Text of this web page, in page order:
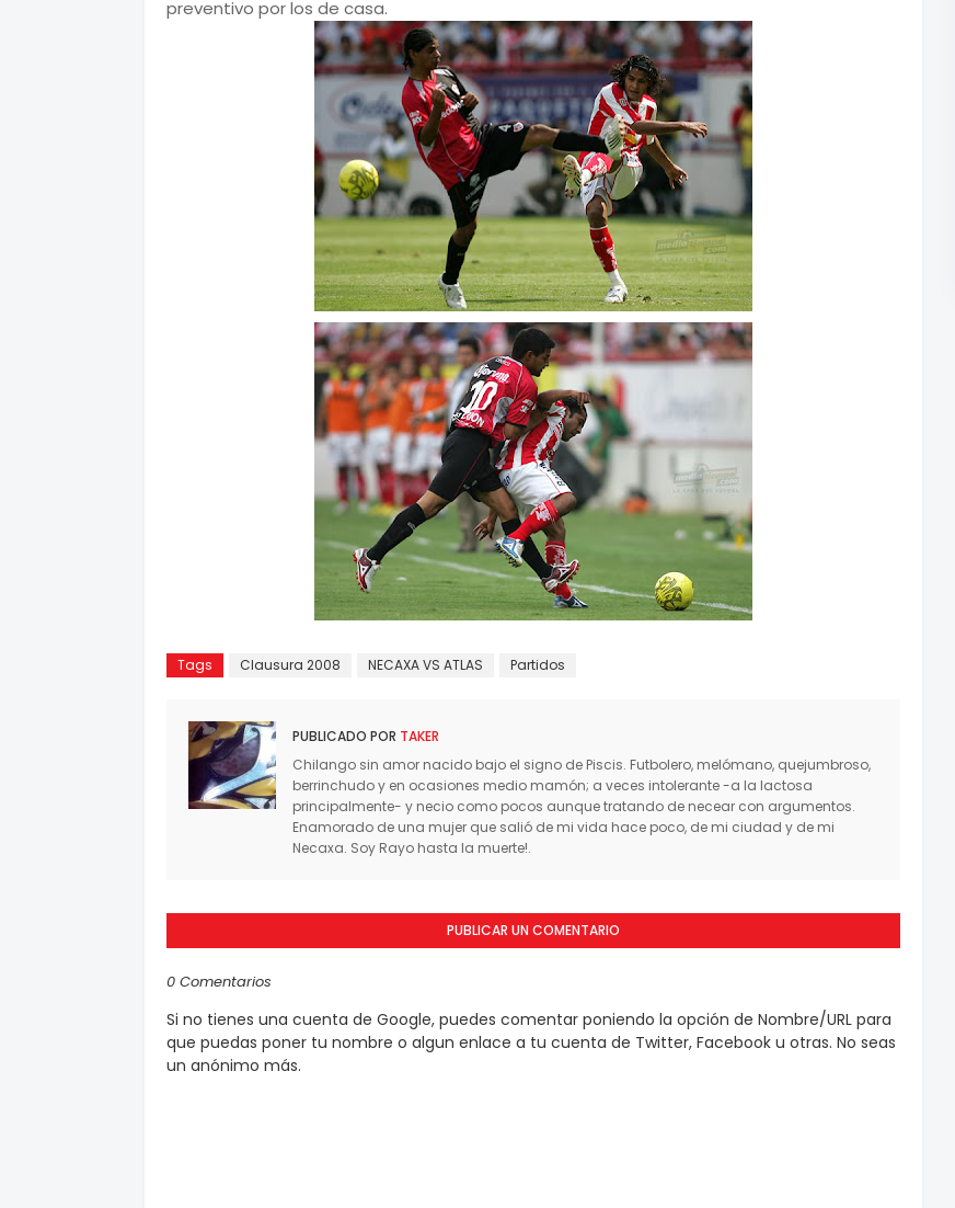
preventivo por los de casa.
Tags Clausura 2008 NECAXA VS ATLAS Partidos
PUBLICADO POR TAKER
Chilango sin amor nacido bajo el signo de Piscis. Futbolero, melómano, quejumbroso,
berrinchudo y en ocasiones medio mamón; a veces intolerante -a la lactosa
principalmente- y necio como pocos aunque tratando de necear con argumentos.
Enamorado de una mujer que salió de mi vida hace poco, de mi ciudad y de mi
Necaxa. Soy Rayo hasta la muerte!.
PUBLICAR UN COMENTARIO
0 Comentarios
Si no tienes una cuenta de Google, puedes comentar poniendo la opción de Nombre/URL para
que puedas poner tu nombre o algun enlace a tu cuenta de Twitter, Facebook u otras. No seas
un anónimo más.